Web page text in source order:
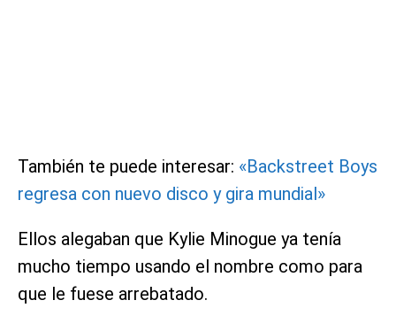
También te puede interesar: «Backstreet Boys
regresa con nuevo disco y gira mundial»
Ellos alegaban que Kylie Minogue ya tenía
mucho tiempo usando el nombre como para
que le fuese arrebatado.